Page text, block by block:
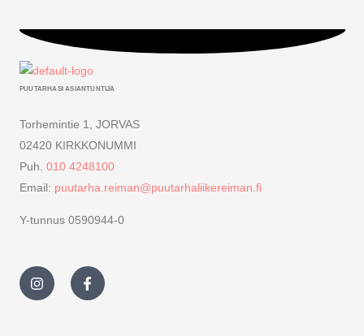
PUUTARHASI ASIANTUNTIJA
Torhemintie 1, JORVAS
02420 KIRKKONUMMI
Puh. 010 4248100
Email: puutarha.reiman@puutarhaliikereiman.fi
Y-tunnus 0590944-0
I
n
s
t
F
a
c
e